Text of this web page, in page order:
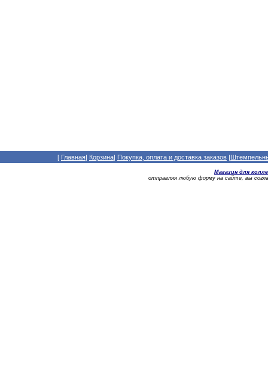
[ Главная| Корзина| Покупка, оплата и доставка заказов |
Магазин для
отправляя любую форму на сайте, вы